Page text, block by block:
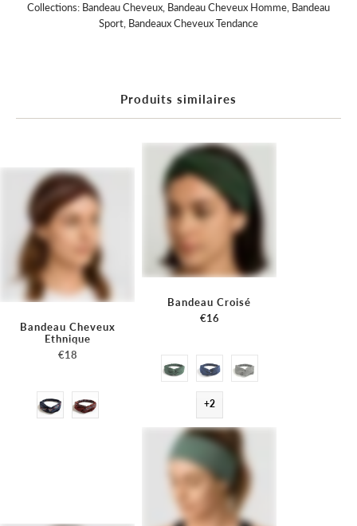
Collections: Bandeau Cheveux, Bandeau Cheveux Homme, Bandeau
Sport, Bandeaux Cheveux Tendance
Produits similaires
Bandeau Cheveux
Ethnique
€18
Bandeau Croisé
€16
+2